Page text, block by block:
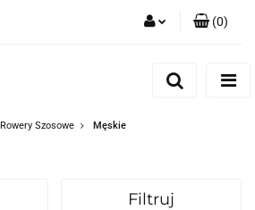
Dodaj zgłoszenie
(0)
Rowery Szosowe Męskie
Filtruj